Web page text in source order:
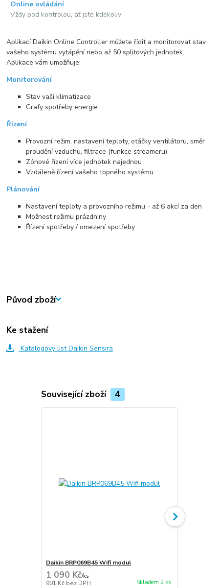
Online ovládání
Vždy pod kontrolou, ať jste kdekoliv
Aplikací Daikin Online Controller můžete řídit a monitorovat stav
vašeho systému vytápění nebo až 50 splitových jednotek.
Aplikace vám umožňuje:
Monitorování
Stav vaší klimatizace
Grafy spotřeby energie
Řízení
Provozní režim, nastavení teploty, otáčky ventilátoru, směr
proudění vzduchu, filtrace (funkce streameru)
Zónové řízení více jednotek najednou
Vzdáleně řízení vašeho topného systému
Plánování
Nastavení teploty a provozního režimu - až 6 akcí za den
Možnost režimu prázdniny
Řízení spotřeby / omezení spotřeby
Původ zboží
Ke stažení
Katalogový list Daikin Sensira
Související zboží 4
Daikin BRP069B45 Wifi modul
1 090 Kč/ks
901 Kč bez DPH Skladem 2 ks